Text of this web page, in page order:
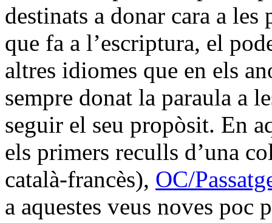
destinats a donar cara a
que fa a l’escriptura, el
altres idiomes que en els
sempre donat la paraula a
seguir el seu propòsit. En
els primers reculls d’una
català-francès), OC/
a aquestes veus noves poc